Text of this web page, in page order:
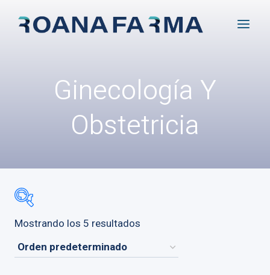
Ginecología Y
Obstetricia
Mostrando los 5 resultados